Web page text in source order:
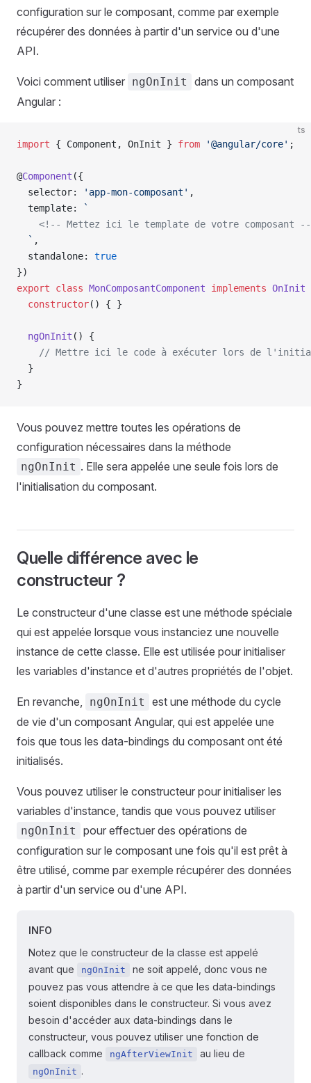
configuration sur le composant, comme par exemple
récupérer des données à partir d'un service ou d'une
API.
Voici comment utiliser ngOnInit
dans un composant
Angular :
ts
import { Component, OnInit } from '@angular/core' ;
@Component ({
  selector:
'app-mon-composant' ,
  template:
`
<!-- Mettez ici le template de votre composant
  `
,
  standalone:
true
})
export class MonComposantComponent implements OnInit
  constructor
() { }
  ngOnInit
() {
// Mettre ici le code à exécuter lors de
  }
}
Vous pouvez mettre toutes les opérations de
configuration nécessaires dans la méthode
ngOnInit . Elle sera appelée une seule fois lors de
l'initialisation du composant.
Quelle différence avec le
constructeur ?
Le constructeur d'une classe est une méthode spéciale
qui est appelée lorsque vous instanciez une nouvelle
instance de cette classe. Elle est utilisée pour initialiser
les variables d'instance et d'autres propriétés de l'objet.
En revanche, ngOnInit
est une méthode du cycle
de vie d'un composant Angular, qui est appelée une
fois que tous les data-bindings du composant ont été
initialisés.
Vous pouvez utiliser le constructeur pour initialiser les
variables d'instance, tandis que vous pouvez utiliser
ngOnInit
pour effectuer des opérations de
configuration sur le composant une fois qu'il est prêt à
être utilisé, comme par exemple récupérer des données
à partir d'un service ou d'une API.
INFO
Notez que le constructeur de la classe est appelé
avant que
ngOnInit
ne soit appelé, donc vous ne
pouvez pas vous attendre à ce que les data-bindings
soient disponibles dans le constructeur. Si vous avez
besoin d'accéder aux data-bindings dans le
constructeur, vous pouvez utiliser une fonction de
callback comme
ngAfterViewInit au lieu de
ngOnInit .